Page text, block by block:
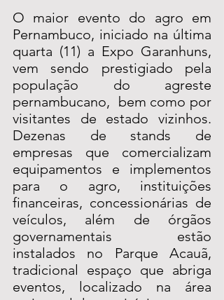
O maior evento do agro em
Pernambuco, iniciado na última
quarta (11) a Expo Garanhuns,
vem sendo prestigiado pela
população do agreste
pernambucano,  bem como por
visitantes de estado vizinhos.
Dezenas de stands de
empresas que comercializam
equipamentos e implementos
para o agro, instituições
financeiras, concessionárias de
veículos, além de órgãos
governamentais estão
instalados no Parque Acauã,
tradicional espaço que abriga
eventos, localizado na área